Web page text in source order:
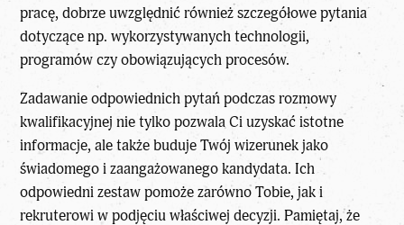
pracę, dobrze uwzględnić również szczegółowe pytania
dotyczące np. wykorzystywanych technologii,
programów czy obowiązujących procesów.
Zadawanie odpowiednich pytań podczas rozmowy
kwalifikacyjnej nie tylko pozwala Ci uzyskać istotne
informacje, ale także buduje Twój wizerunek jako
świadomego i zaangażowanego kandydata. Ich
odpowiedni zestaw pomoże zarówno Tobie, jak i
rekruterowi w podjęciu właściwej decyzji. Pamiętaj, że